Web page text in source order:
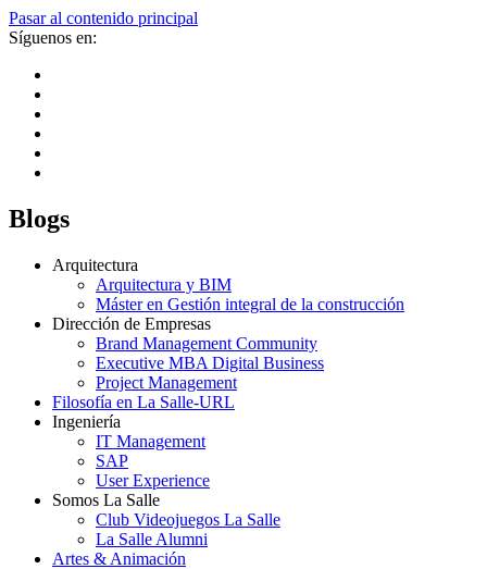
Pasar al contenido principal
Síguenos en:
Blogs
Arquitectura
Arquitectura y BIM
Máster en Gestión integral de la construcción
Dirección de Empresas
Brand Management Community
Executive MBA Digital Business
Project Management
Filosofía en La Salle-URL
Ingeniería
IT Management
SAP
User Experience
Somos La Salle
Club Videojuegos La Salle
La Salle Alumni
Artes & Animación